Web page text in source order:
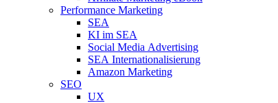
Performance Marketing
SEA
KI im SEA
Social Media Advertising
SEA Internationalisierung
Amazon Marketing
SEO
UX